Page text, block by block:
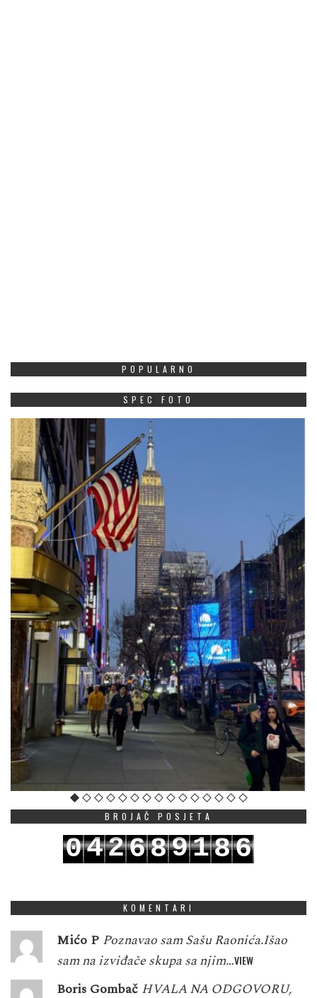
POPULARNO
SPEC FOTO
BROJAČ POSJETA
042689186
KOMENTARI
Mićo P Poznavao sam Sašu Raonića.Išao
sam na izviđače skupa sa njim…VIEW
Boris Gombač HVALA NA ODGOVORU,